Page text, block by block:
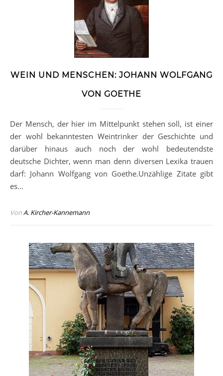
WEIN UND MENSCHEN: JOHANN WOLFGANG
VON GOETHE
Der Mensch, der hier im Mittelpunkt stehen soll, ist einer
der wohl bekanntesten Weintrinker der Geschichte und
darüber hinaus auch noch der wohl bedeutendste
deutsche Dichter, wenn man denn diversen Lexika trauen
darf: Johann Wolfgang von Goethe.Unzählige Zitate gibt
es…
VonA. Kircher-Kannemann